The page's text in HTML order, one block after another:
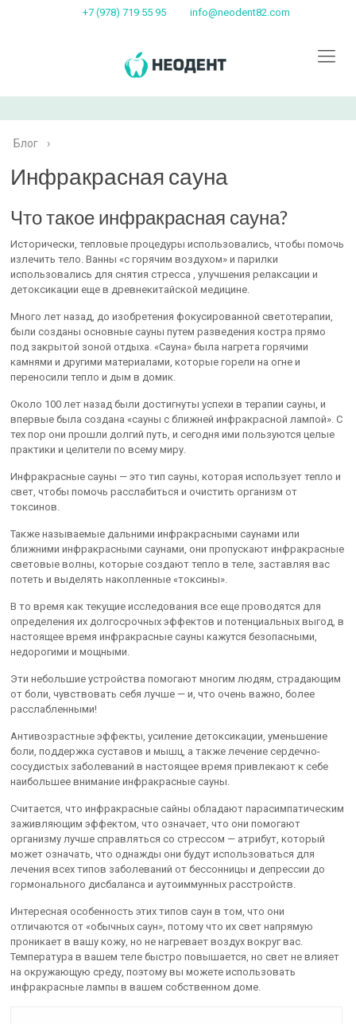
+7 (978) 719 55 95 info@neodent82.com
Блог ›
Инфракрасная сауна
Что такое инфракрасная сауна?
Исторически, тепловые процедуры использовались, чтобы помочь
излечить тело. Ванны «с горячим воздухом» и парилки
использовались для снятия стресса , улучшения релаксации и
детоксикации еще в древнекитайской медицине.
Много лет назад, до изобретения фокусированной светотерапии,
были созданы основные сауны путем разведения костра прямо
под закрытой зоной отдыха. «Сауна» была нагрета горячими
камнями и другими материалами, которые горели на огне и
переносили тепло и дым в домик.
Около 100 лет назад были достигнуты успехи в терапии сауны, и
впервые была создана «сауны с ближней инфракрасной лампой». С
тех пор они прошли долгий путь, и сегодня ими пользуются целые
практики и целители по всему миру.
Инфракрасные сауны — это тип сауны, которая использует тепло и
свет, чтобы помочь расслабиться и очистить организм от
токсинов.
Также называемые дальними инфракрасными саунами или
ближними инфракрасными саунами, они пропускают инфракрасные
световые волны, которые создают тепло в теле, заставляя вас
потеть и выделять накопленные «токсины».
В то время как текущие исследования все еще проводятся для
определения их долгосрочных эффектов и потенциальных выгод, в
настоящее время инфракрасные сауны кажутся безопасными,
недорогими и мощными.
Эти небольшие устройства помогают многим людям, страдающим
от боли, чувствовать себя лучше — и, что очень важно, более
расслабленными!
Антивозрастные эффекты, усиление детоксикации, уменьшение
боли, поддержка суставов и мышц, а также лечение сердечно-
сосудистых заболеваний в настоящее время привлекают к себе
наибольшее внимание инфракрасные сауны.
Считается, что инфракрасные сайны обладают парасимпатическим
заживляющим эффектом, что означает, что они помогают
организму лучше справляться со стрессом — атрибут, который
может означать, что однажды они будут использоваться для
лечения всех типов заболеваний от бессонницы и депрессии до
гормонального дисбаланса и аутоиммунных расстройств.
Интересная особенность этих типов саун в том, что они
отличаются от «обычных саун», потому что их свет напрямую
проникает в вашу кожу, но не нагревает воздух вокруг вас.
Температура в вашем теле быстро повышается, но свет не влияет
на окружающую среду, поэтому вы можете использовать
инфракрасные лампы в вашем собственном доме.